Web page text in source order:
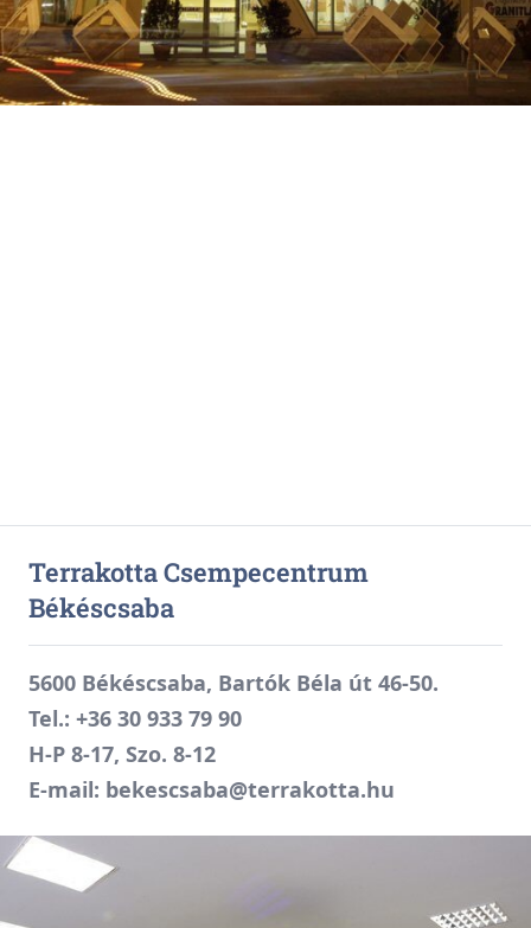
Terrakotta Csempecentrum
Békéscsaba
5600 Békéscsaba, Bartók Béla út 46-50.
Tel.: +36 30 933 79 90
H-P 8-17, Szo. 8-12
E-mail: bekescsaba@terrakotta.hu